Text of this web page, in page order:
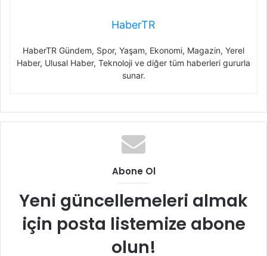
HaberTR
HaberTR Gündem, Spor, Yaşam, Ekonomi, Magazin, Yerel
Haber, Ulusal Haber, Teknoloji ve diğer tüm haberleri gururla
sunar.
Abone Ol
Yeni güncellemeleri almak
için posta listemize abone
olun!